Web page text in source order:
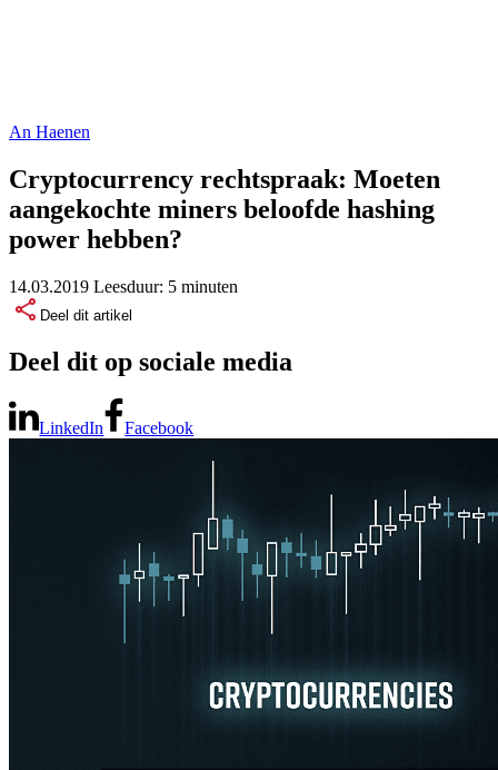
An Haenen
Cryptocurrency rechtspraak: Moeten
aangekochte miners beloofde hashing
power hebben?
14.03.2019 Leesduur: 5 minuten
Deel dit artikel
Deel dit op sociale media
LinkedIn Facebook